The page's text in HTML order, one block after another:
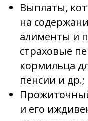
Выплаты,
на
алименты и
страховые
кормильца
пенсии и др.;
и его